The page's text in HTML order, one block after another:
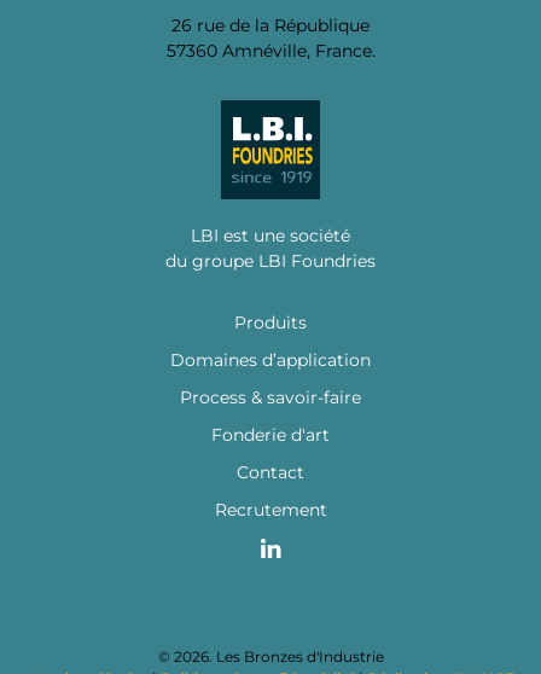
26 rue de la République
57360 Amnéville, France.
LBI est une société
du groupe LBI Foundries
Produits
Domaines d’application
Process & savoir-faire
Fonderie d'art
Contact
Recrutement
© 2026. Les Bronzes d'Industrie